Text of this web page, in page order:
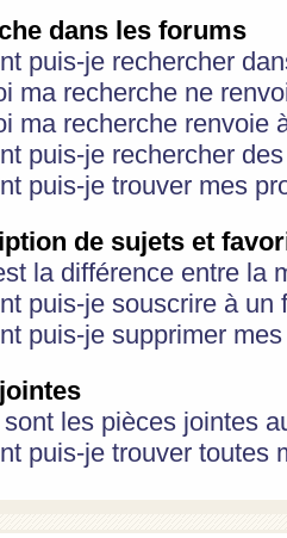
dans les forums
puis-je rechercher
ma recherche ne
ma recherche renvoie
puis-je rechercher
puis-je trouver mes
de sujets et
la différence entre la
puis-je souscrire à
puis-je supprimer
les pièces jointes
puis-je trouver toutes